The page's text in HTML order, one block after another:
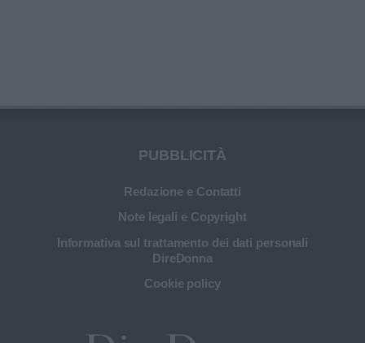
PUBBLICITÀ
Redazione e Contatti
Note legali e Copyright
Informativa sul trattamento dei dati personali
DireDonna
Cookie policy